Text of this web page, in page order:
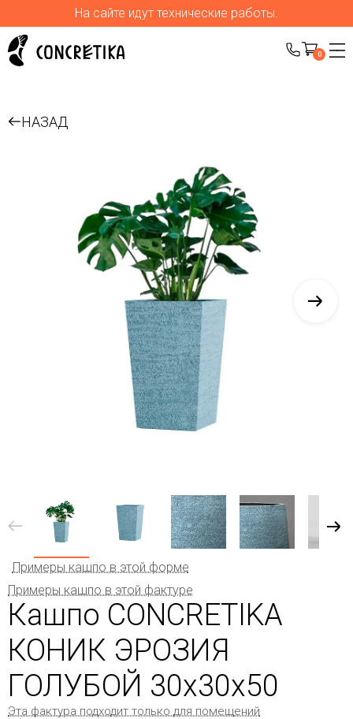
На сайте идут технические работы.
0
НАЗАД
Примеры кашпо в этой форме
Примеры кашпо в этой фактуре
Кашпо CONCRETIKA
КОНИК ЭРОЗИЯ
ГОЛУБОЙ 30x30x50
Эта фактура подходит только для помещений